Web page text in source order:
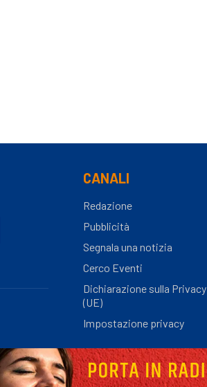
CANALI
Redazione
Pubblicità
Segnala una notizia
Cerco Eventi
Dichiarazione sulla Privacy
(UE)
Impostazione privacy